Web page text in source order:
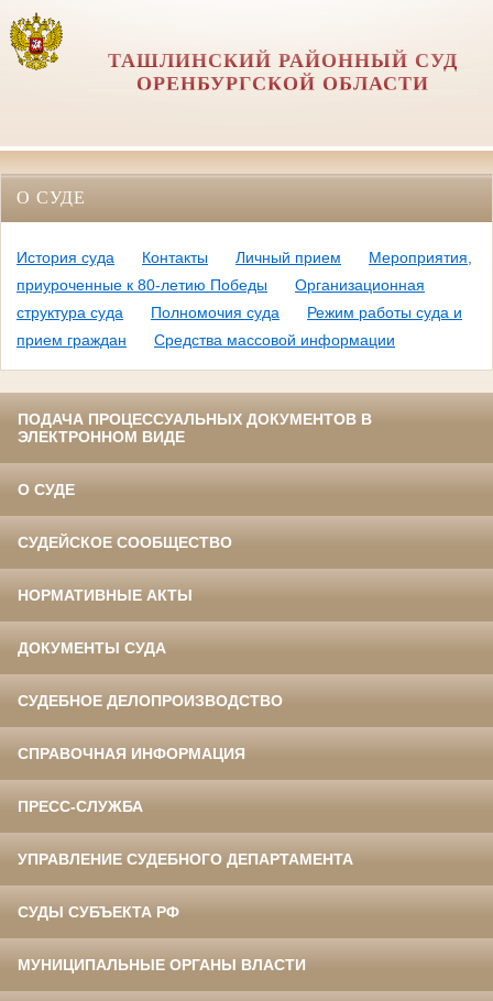
ТАШЛИНСКИЙ РАЙОННЫЙ СУД
ОРЕНБУРГСКОЙ ОБЛАСТИ
О СУДЕ
История суда Контакты Личный прием
Мероприятия,
приуроченные к 80-летию Победы
Организационная
структура суда
Полномочия суда
Режим работы суда и
прием граждан
Средства массовой информации
ПОДАЧА ПРОЦЕССУАЛЬНЫХ ДОКУМЕНТОВ В
ЭЛЕКТРОННОМ ВИДЕ
О СУДЕ
СУДЕЙСКОЕ СООБЩЕСТВО
НОРМАТИВНЫЕ АКТЫ
ДОКУМЕНТЫ СУДА
СУДЕБНОЕ ДЕЛОПРОИЗВОДСТВО
СПРАВОЧНАЯ ИНФОРМАЦИЯ
ПРЕСС-СЛУЖБА
УПРАВЛЕНИЕ СУДЕБНОГО ДЕПАРТАМЕНТА
СУДЫ СУБЪЕКТА РФ
МУНИЦИПАЛЬНЫЕ ОРГАНЫ ВЛАСТИ